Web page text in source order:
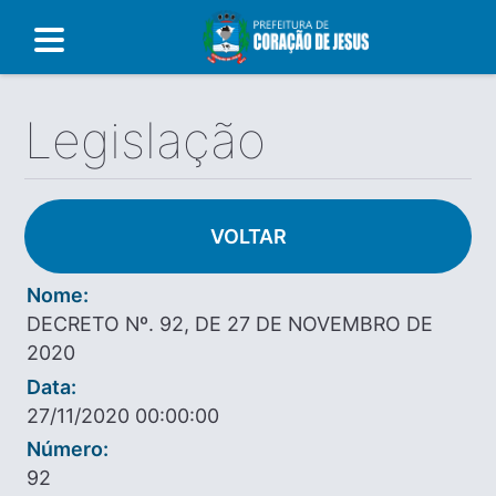
Legislação
VOLTAR
Nome:
DECRETO Nº. 92, DE 27 DE NOVEMBRO DE
2020
Data:
27/11/2020 00:00:00
Número:
92